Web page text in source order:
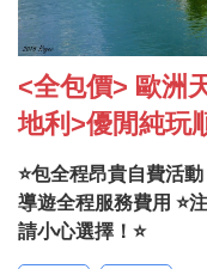
<全包價> 歐洲
地利>優閒純玩
⭐包全程昂貴自費活
導遊全程服務費用 ⭐
請小心選擇！⭐